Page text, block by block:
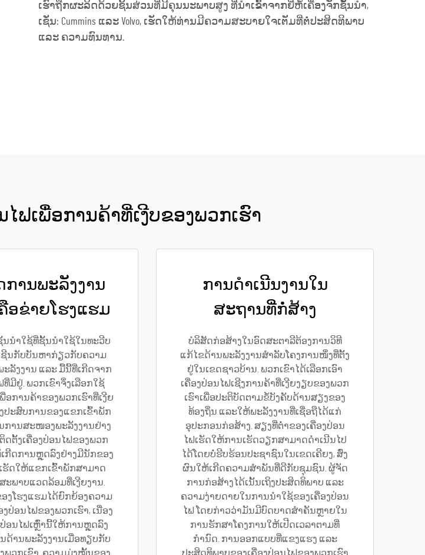
ເຮົາຖືກຜະລິດດ້ວຍຊິ້ນສ່ວນທີ່ມີຄຸນນະພາບສູງ ທີ່ນຳເຂົ້າຈາກຍີ່ຫໍ້ເຄື່ອງຈັກຊັ້ນນຳ,
ເຊັ່ນ: Cummins ແລະ Volvo, ເຮັດໃຫ້ທ່ານມີຄວາມສະບາຍໃຈເຕັມທີ່ຕໍ່ປະສິດທິພາບ
ແລະ ຄວາມທົນທານ.
ຟເພື່ອການຄ້າທີ່ເງີບຂອງພວກເຮົາ
ການພະລັງງານ
ອຂ່າຍໂຮງແຮມ
ນຳໃຊ້ທີ່ຊັ້ນນຳໃຊ້ໃນທະວີບ
ຊີນກັບບັນຫາກ່ຽວກັບຄວາມ
ະລັງງານ ແລະ ມື້ນີ້ທີ່ເກີດຈາກ
ທີ່ມີຢູ່. ພວກເຂົາຈຶ່ງເລືອກໃຊ້
ອການຄ້າຂອງພວກເຮົາທີ່ເງີຍ
ປະສົບການຂອງແຂກເຂົ້າພັກ
ການສະໜອງພະລັງງານຢ່າງ
ດຕັ້ງເຄື່ອງປ່ອນໄຟຂອງພວກ
ເກີດການຫຼຸດລົງຢ່າງມີນັກຂອງ
ຮັດໃຫ້ແຂກເຂົ້າພັກສາມາດ
ະພາບແວດລ້ອມທີ່ເງີຍງານ.
ງໂຮງແຮມໄດ້ຍົກຍ້ອງຄວາມ
ປ່ອນໄຟຂອງພວກເຮົາ, ເນື່ອງ
ປ່ອນໄຟເຫຼົ່ານີ້ໃຫ້ການຫຼຸດລົງ
ນດ້ານພະລັງງານເມື່ອທຽບກັບ
ການດຳເນີນງານໃນ
ສະຖານທີ່ກໍ່ສ້າງ
ບໍລິສັດກ່ອສ້າງໃນອົດສະຕາລີຕ້ອງການວິທີ
ແກ້ໄຂດ້ານພະລັງງານສຳລັບໂຄງການໜຶ່ງທີ່ຕັ້ງ
ຢູ່ໃນເຂດຊາວບ້ານ. ພວກເຂົາໄດ້ເລືອກເອົາ
ເຄື່ອງປ່ອນໄຟເຊີງການຄ້າທີ່ເງີຍງຽບຂອງພວກ
ເຮົາເພື່ອປະຕິບັດຕາມຂໍ້ບັງຄັບດ້ານສຽງຂອງ
ທ້ອງຖິ່ນ ແລະໃຫ້ພະລັງງານທີ່ເຊື່ອຖືໄດ້ແກ່
ອຸປະກອນກ່ອສ້າງ. ສຽງທີ່ຕ່ຳຂອງເຄື່ອງປ່ອນ
ໄຟເຮັດໃຫ້ການເຮັດວຽກສາມາດດຳເນີນໄປ
ໄດ້ໂດຍບໍ່ຮີບຮ້ອນປະຊາຊົນໃນເຂດເຄີຍງ, ສົ່ງ
ຜົນໃຫ້ເກີດຄວາມສຳພັນທີ່ດີກັບຊຸມຊົນ. ຜູ້ຈັດ
ການກ່ອສ້າງໄດ້ເນັ້ນເຖິງປະສິດທິພາບ ແລະ
ຄວາມງ່າຍດາຍໃນການນຳໃຊ້ຂອງເຄື່ອງປ່ອນ
ໄຟ ໂດຍກ່າວວ່າມັນມີບົດບາດສຳຄັນຫຼາຍໃນ
ການຮັກສາໂຄງການໃຫ້ເປີດເວລາຕາມທີ່
ກຳນົດ. ການອອກແບບທີ່ແຂງແຮງ ແລະ